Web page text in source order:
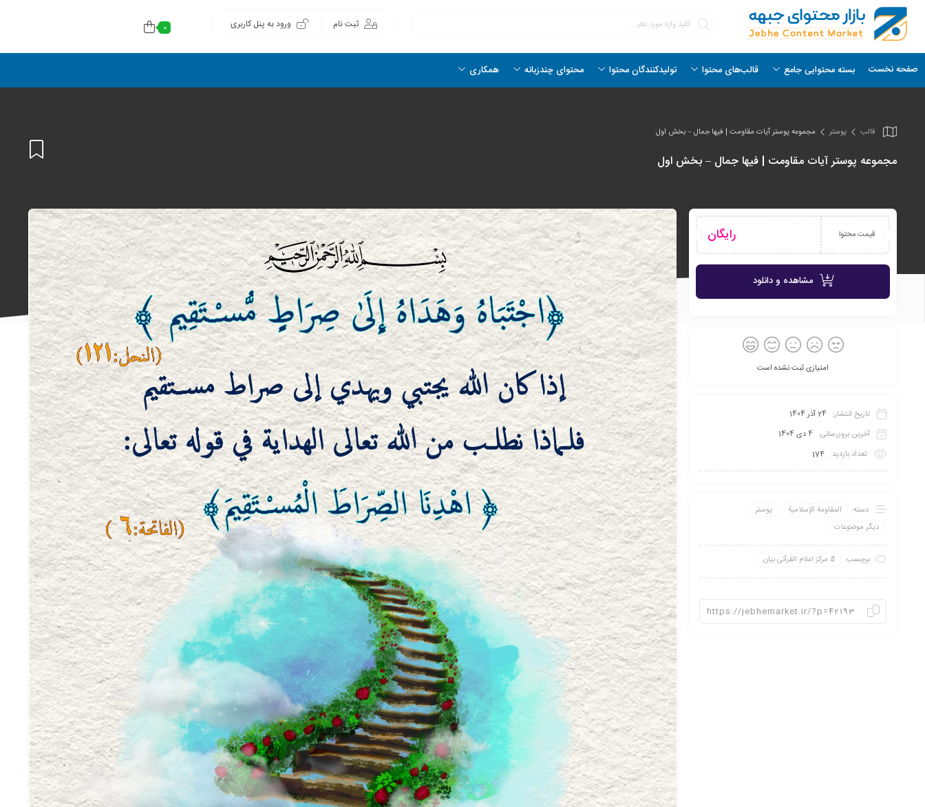
ثبت نام ورود به پنل کاربری 0
صفحه نخست بسته محتوایی جامع قالب‌های محتوا تولیدکنندگان محتوا محتوای چندزبانه همکاری
قالب پوستر مجموعه پوستر آیات مقاومت | فیها جمال – بخش اول
مجموعه پوستر آیات مقاومت | فیها جمال – بخش اول
به
علاقه
مندی
ها
قیمت محتوا رایگان
مشاهده و دانلود
امتیازی ثبت نشده است
تاریخ انتشار: 24 آذر 1404
آخرین بروزرسانی: 4 دی 1404
تعداد بازدید: 174
دسته: المقاومة الإسلامية
پوستر
دیگر موضوعات
برچسب: مرکز اعلام القرآنی بیان